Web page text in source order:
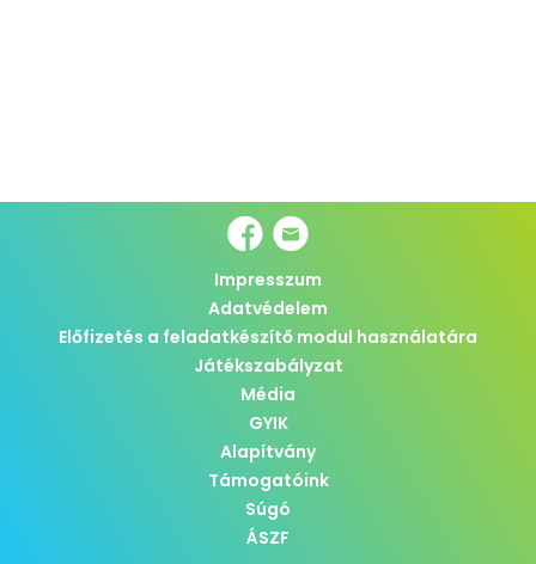
Impresszum
Adatvédelem
Előfizetés a feladatkészítő modul használatára
Játékszabályzat
Média
GYIK
Alapítvány
Támogatóink
Súgó
ÁSZF